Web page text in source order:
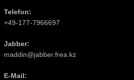
Telefon:
+49-177-7966697
Jabber:
maddin@jabber.frea.kz
E-Mail: